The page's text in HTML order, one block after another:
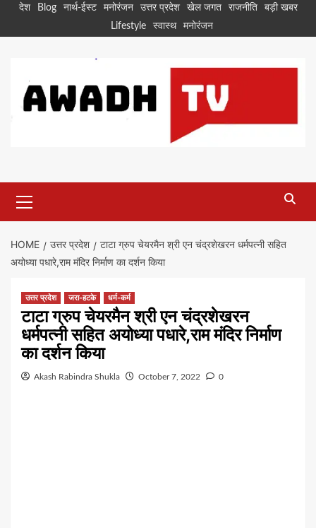
Skipदेश Blog नार्थ-ईस्ट मनोरंजन उत्तर प्रदेश खेल जगत राजनीति
बड़ी खबर
Lifestyle
स्वास्थ मनोरंजन
Menu
HOME उत्तर प्रदेश
टाटा ग्रुप चेयरमैन श्री एन चंद्रशेखरन धर्मपत्नी सहित
अयोध्या पधारे,राम मंदिर निर्माण का दर्शन किया
उत्तर प्रदेश जरा-हटके धर्म-कर्म
टाटा ग्रुप चेयरमैन श्री एन चंद्रशेखरन
धर्मपत्नी सहित अयोध्या पधारे,राम मंदिर निर्माण
का दर्शन किया
Akash Rabindra Shukla October 7, 2022 0